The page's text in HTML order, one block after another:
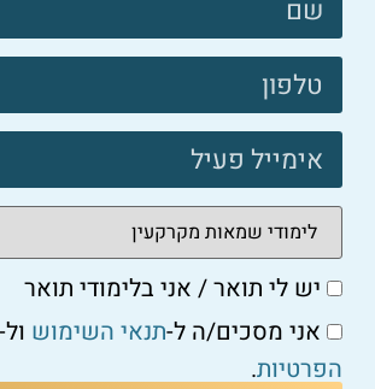
קשר
פוטר
יש לי תואר / אני בלימודי תואר
אני מסכים/ה ל-תנאי השימוש ול-
הפרטיות.